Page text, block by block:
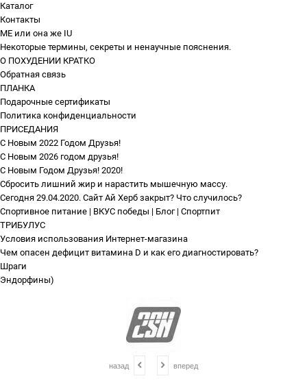
Каталог
Контакты
МЕ или она же IU
Некоторые термины, секреты и ненаучные пояснения.
О ПОХУДЕНИИ КРАТКО
Обратная связь
ПЛАНКА
Подарочные сертификаты
Политика конфиденциальности
ПРИСЕДАНИЯ
С Новым 2022 Годом Друзья!
С Новым 2026 годом друзья!
С Новым Годом Друзья! 2020!
Сбросить лишний жир и нарастить мышечную массу.
Сегодня 29.04.2020. Сайт Ай Херб закрыт? Что случилось?
Спортивное питание | ВКУС победы | Блог | Спортпит
ТРИБУЛУС
Условия использования Интернет-магазина
Чем опасен дефицит витамина D и как его диагностировать?
Шраги
Эндорфины)
назад вперед